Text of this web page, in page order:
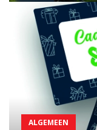
ALGEMEEN